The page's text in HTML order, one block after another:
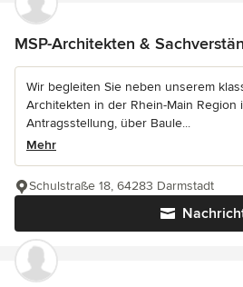
MSP-Architekten &
Wir begleiten Sie neben unserem
Architekten in der Rhein-Main Region
Antragsstellung, über Baule...
Mehr
Schulstraße 18, 64283 Darmstadt